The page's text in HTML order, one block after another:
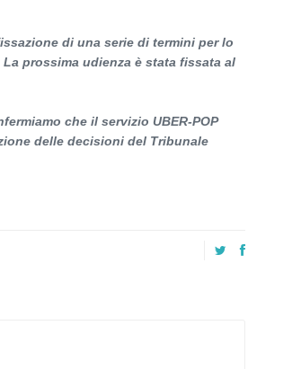
di una serie di termini per lo
prossima udienza è stata fissata al
che il servizio UBER-POP
delle decisioni del Tribunale